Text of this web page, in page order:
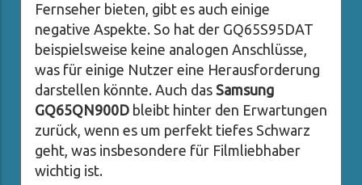
Fernseher bieten, gibt es auch einige
negative Aspekte. So hat der GQ65S95DAT
beispielsweise keine analogen Anschlüsse,
was für einige Nutzer eine Herausforderung
darstellen könnte. Auch das Samsung
GQ65QN900D bleibt hinter den Erwartungen
zurück, wenn es um perfekt tiefes Schwarz
geht, was insbesondere für Filmliebhaber
wichtig ist.